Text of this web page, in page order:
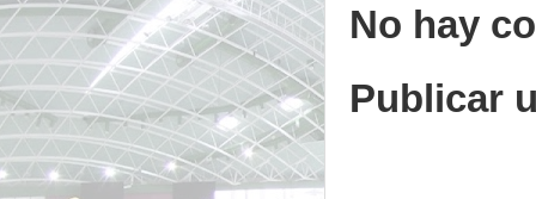
No hay
Publicar